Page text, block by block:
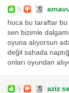
5
hoca bu taraftar
sen bizimle
oyuna alıyorsun
değil sahada
onları oyundan
5 aziz